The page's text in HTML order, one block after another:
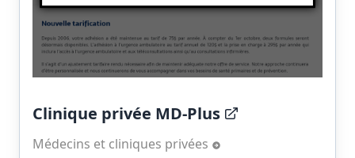
Clinique privée MD-Plus
Médecins et cliniques privées